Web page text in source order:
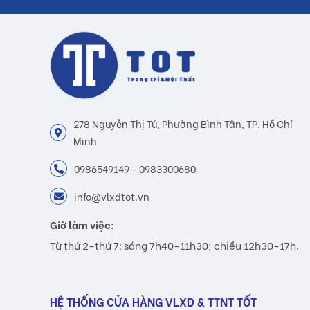
278 Nguyễn Thị Tú, Phường Bình Tân, TP. Hồ Chí
Minh
0986549149 - 0983300680
info@vlxdtot.vn
Giờ làm việc:
Từ thứ 2-thứ 7: sáng 7h40-11h30; chiều 12h30-17h.
HỆ THỐNG CỬA HÀNG VLXD & TTNT TỐT